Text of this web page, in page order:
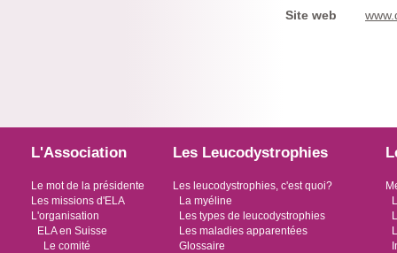
Site web
L'Association
Le mot de la présidente
Les missions d'ELA
L'organisation
ELA en Suisse
Le comité
Les Leucodystrophies
Les leucodystrophies, c'est quoi?
La myéline
Les types de leucodystrophies
Les maladies apparentées
Glossaire